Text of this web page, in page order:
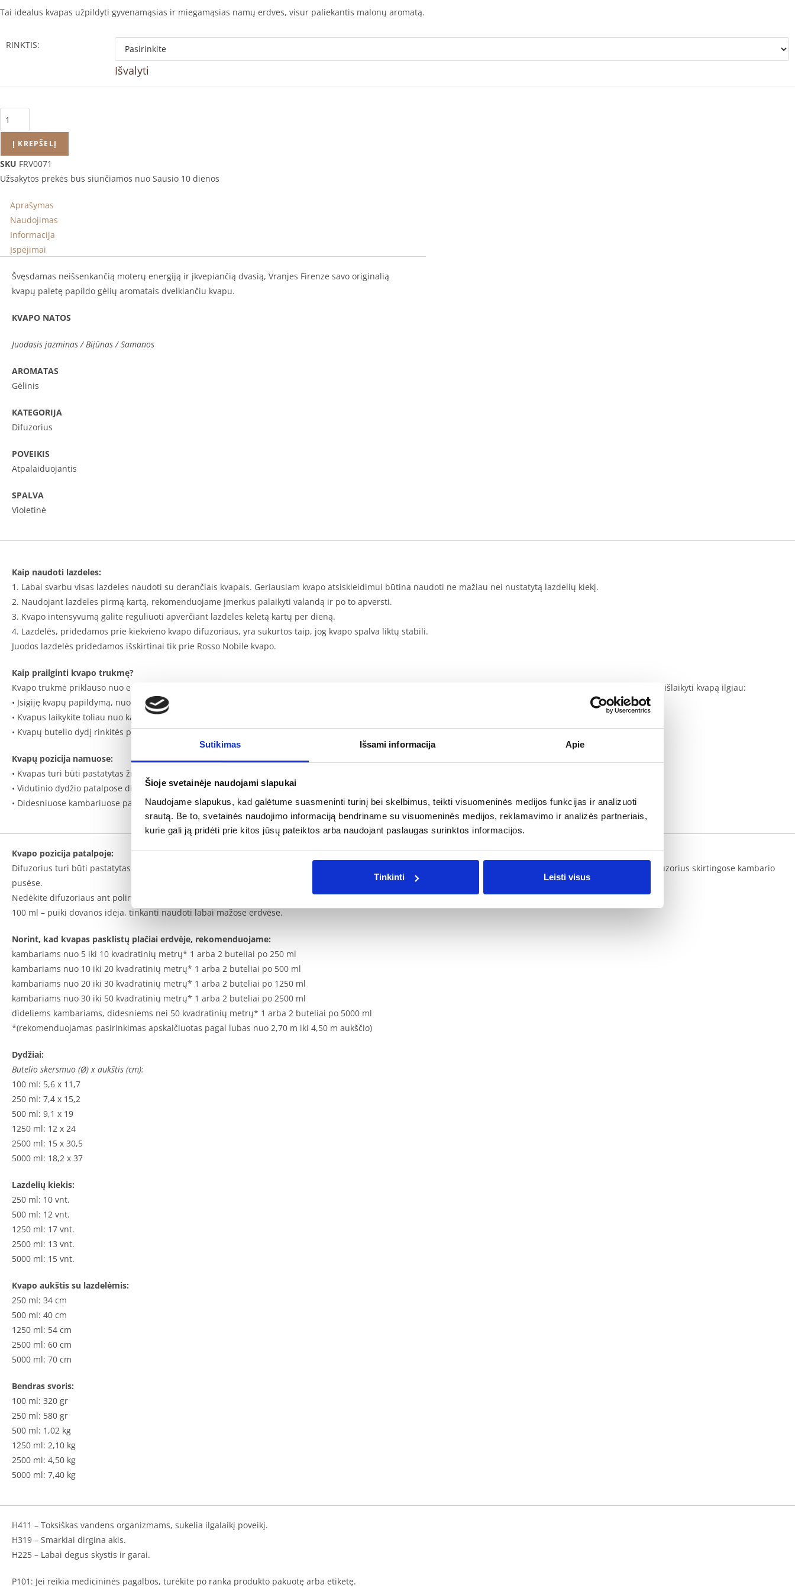
Sutikimas Išsami informacija Apie
Šioje svetainėje naudojami slapukai
Naudojame slapukus, kad galėtume suasmeninti turinį bei skelbimus, teikti visuomeninės medijos funkcijas ir analizuoti
srautą. Be to, svetainės naudojimo informaciją bendriname su visuomeninės medijos, reklamavimo ir analizės partneriais,
kurie gali ją pridėti prie kitos jūsų pateiktos arba naudojant paslaugas surinktos informacijos.
Tinkinti Leisti visus
Tai idealus kvapas užpildyti gyvenamąsias ir miegamąsias namų erdves, visur paliekantis malonų aromatą.
RINKTIS:
Išvalyti
produkto
kiekis:
Vranjes
Firenze
namų
PEONIA
BLACK
JASMINE
Į KREPŠELĮ
SKU FRV0071
Užsakytos prekės bus siunčiamos nuo Sausio 10 dienos
Aprašymas
Naudojimas
Informacija
Įspėjimai
Švęsdamas neišsenkančią moterų energiją ir įkvepiančią dvasią, Vranjes Firenze savo originalią
kvapų paletę papildo gėlių aromatais dvelkiančiu kvapu.
KVAPO NATOS
Juodasis jazminas / Bijūnas / Samanos
AROMATAS
Gėlinis
KATEGORIJA
Difuzorius
POVEIKIS
Atpalaiduojantis
SPALVA
Violetinė
Kaip naudoti lazdeles:
1. Labai svarbu visas lazdeles naudoti su derančiais kvapais. Geriausiam kvapo atsiskleidimui būtina naudoti ne mažiau nei nustatytą lazdelių kiekį.
2. Naudojant lazdeles pirmą kartą, rekomenduojame įmerkus palaikyti valandą ir po to apversti.
3. Kvapo intensyvumą galite reguliuoti apverčiant lazdeles keletą kartų per dieną.
4. Lazdelės, pridedamos prie kiekvieno kvapo difuzoriaus, yra sukurtos taip, jog kvapo spalva liktų stabili.
Juodos lazdelės pridedamos išskirtinai tik prie Rosso Nobile kvapo.
Kaip prailginti kvapo trukmę?
Kvapo trukmė priklauso nuo erdvės, dydžio, temperatūros, tiesioginių saulės spindulių ir oro srovių, galinčių pagreitinti garavimą. Tačiau yra keletas patarimų, kaip išlaikyti kvapą ilgiau:
• Įsigiję kvapų papildymą, nuolat pilkite skysčio iki rekomenduojamos normos. Deguonies kiekis butelyje paveikia garavimo greitį;
• Kvapus laikykite toliau nuo karščio šaltinių;
• Kvapų butelio dydį rinkitės pagal erdvę, kurią norite kvėpinti.
Kvapų pozicija namuose:
• Kvapas turi būti pastatytas žmogaus ūgio lygyje;
• Vidutinio dydžio patalpose difuzorių rekomenduojame pastatyti kambario centre, jog judantys oro srautai paskleistų kvapą plačiau;
• Didesniuose kambariuose patariame naudoti du difuzorius skirtingose kambario pusėse.
Kvapo pozicija patalpoje:
Difuzorius turi būti pastatytas kambario centre, kad, cirkuliuojant orui, kvapas būtų paskleidžiamas kuo plačiau. Didesniuose kambariuose patartina naudoti du difuzorius skirtingose kambario
pusėse.
Nedėkite difuzoriaus ant poliruotų, lakuotų ar dažytų paviršių, ant elektros įrangos, šalia / virš šilumos šaltinių.
100 ml – puiki dovanos idėja, tinkanti naudoti labai mažose erdvėse.
Norint, kad kvapas pasklistų plačiai erdvėje, rekomenduojame:
kambariams nuo 5 iki 10 kvadratinių metrų* 1 arba 2 buteliai po 250 ml
kambariams nuo 10 iki 20 kvadratinių metrų* 1 arba 2 buteliai po 500 ml
kambariams nuo 20 iki 30 kvadratinių metrų* 1 arba 2 buteliai po 1250 ml
kambariams nuo 30 iki 50 kvadratinių metrų* 1 arba 2 buteliai po 2500 ml
dideliems kambariams, didesniems nei 50 kvadratinių metrų* 1 arba 2 buteliai po 5000 ml
*(rekomenduojamas pasirinkimas apskaičiuotas pagal lubas nuo 2,70 m iki 4,50 m aukščio)
Dydžiai:
Butelio skersmuo (Ø) x aukštis (cm):
100 ml: 5,6 x 11,7
250 ml: 7,4 x 15,2
500 ml: 9,1 x 19
1250 ml: 12 x 24
2500 ml: 15 x 30,5
5000 ml: 18,2 x 37
Lazdelių kiekis:
250 ml: 10 vnt.
500 ml: 12 vnt.
1250 ml: 17 vnt.
2500 ml: 13 vnt.
5000 ml: 15 vnt.
Kvapo aukštis su lazdelėmis:
250 ml: 34 cm
500 ml: 40 cm
1250 ml: 54 cm
2500 ml: 60 cm
5000 ml: 70 cm
Bendras svoris:
100 ml: 320 gr
250 ml: 580 gr
500 ml: 1,02 kg
1250 ml: 2,10 kg
2500 ml: 4,50 kg
5000 ml: 7,40 kg
H411 – Toksiškas vandens organizmams, sukelia ilgalaikį poveikį.
H319 – Smarkiai dirgina akis.
H225 – Labai degus skystis ir garai.
P101: Jei reikia medicininės pagalbos, turėkite po ranka produkto pakuotę arba etiketę.